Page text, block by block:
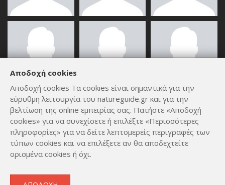
ΟΛΑ ΤΑ ΜΈΛΗ
Copyright © 2012 - 2026
Αποδοχή cookies
Αποδοχή cookies Τα cookies είναι σημαντικά για την
εύρυθμη λειτουργία του natureguide.gr και για την
βελτίωση της online εμπειρίας σας. Πατήστε «Αποδοχή
cookies» για να συνεχίσετε ή επιλέξτε «Περισσότερες
πληροφορίες» για να δείτε λεπτομερείς περιγραφές των
τύπων cookies και να επιλέξετε αν θα αποδεχτείτε
ορισμένα cookies ή όχι.